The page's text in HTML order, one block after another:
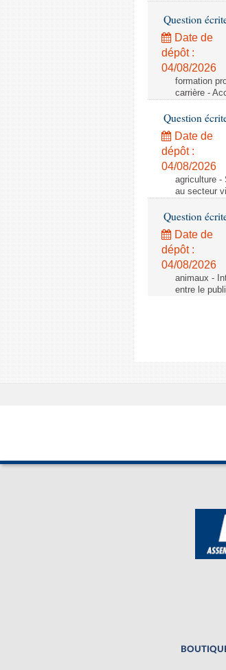
Question
Date de
dépôt :
04/08/2026
formation
carrière -
Question
Date de
dépôt :
04/08/2026
agriculture -
au secteur
Question
Date de
dépôt :
04/08/2026
animaux -
entre le